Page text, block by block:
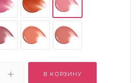
В КОРЗИНУ